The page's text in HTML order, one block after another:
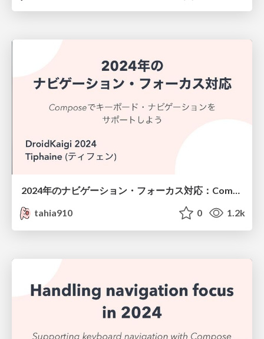
2024年のナビゲーション・フォーカス対応：Composeでキーボード・ナビゲーションをサポートしよう
tahia910
0 1.2k